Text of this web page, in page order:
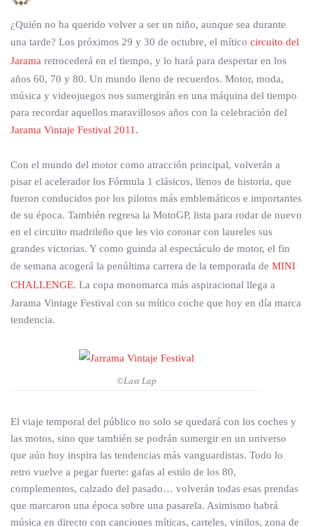
¿Quién no ha querido volver a ser un niño, aunque sea durante
una tarde? Los próximos 29 y 30 de octubre, el mítico circuito del
Jarama retrocederá en el tiempo, y lo hará para despertar en los
años 60, 70 y 80. Un mundo lleno de recuerdos. Motor, moda,
música y videojuegos nos sumergirán en una máquina del tiempo
para recordar aquellos maravillosos años con la celebración del
Jarama Vintaje Festival 2011 .
Con el mundo del motor como atracción principal, volverán a
pisar el acelerador los Fórmula 1 clásicos, llenos de historia, que
fueron conducidos por los pilotos más emblemáticos e importantes
de su época. También regresa la MotoGP, lista para rodar de nuevo
en el circuito madrileño que les vio coronar con laureles sus
grandes victorias. Y como guinda al espectáculo de motor, el fin
de semana acogerá la penúltima carrera de la temporada de MINI
CHALLENGE. La copa monomarca más aspiracional llega a
Jarama Vintage Festival con su mítico coche que hoy en día marca
tendencia.
©Last Lap
El viaje temporal del público no solo se quedará con los coches y
las motos, sino que también se podrán sumergir en un universo
que aún hoy inspira las tendencias más vanguardistas. Todo lo
retro vuelve a pegar fuerte: gafas al estilo de los 80,
complementos, calzado del pasado… volverán todas esas prendas
que marcaron una época sobre una pasarela. Asimismo habrá
música en directo con canciones míticas, carteles, vinilos, zona de